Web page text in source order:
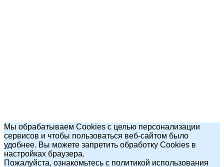
Мы обрабатываем Cookies с целью персонализации
сервисов и чтобы пользоваться веб-сайтом было
удобнее. Вы можете запретить обработку Cookies в
настройках браузера.
Пожалуйста, ознакомьтесь с политикой использования